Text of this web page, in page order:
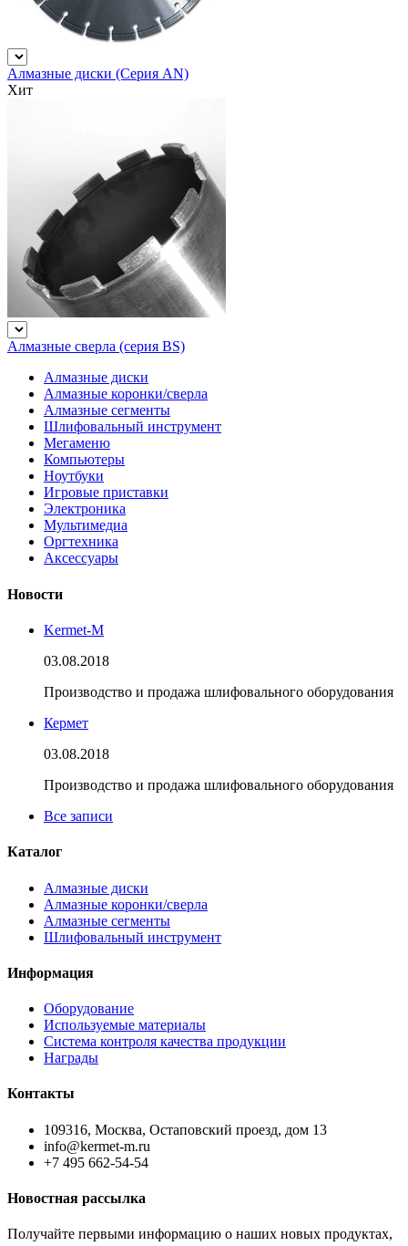
Алмазные диски (Серия AN)
Хит
Алмазные сверла (серия BS)
Алмазные диски
Алмазные коронки/сверла
Алмазные сегменты
Шлифовальный инструмент
Мегаменю
Компьютеры
Ноутбуки
Игровые приставки
Электроника
Мультимедиа
Оргтехника
Аксессуары
Новости
Kermet-M
03.08.2018
Производство и продажа шлифовального оборудования
Кермет
03.08.2018
Производство и продажа шлифовального оборудования
Все записи
Каталог
Алмазные диски
Алмазные коронки/сверла
Алмазные сегменты
Шлифовальный инструмент
Информация
Оборудование
Используемые материалы
Система контроля качества продукции
Награды
Контакты
109316, Москва, Остаповский проезд, дом 13
info@kermet-m.ru
+7 495 662-54-54
Новостная рассылка
Получайте первыми информацию о наших новых продуктах,